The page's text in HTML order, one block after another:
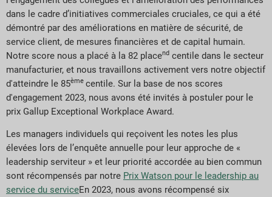
dans le cadre d’initiatives commerciales cruciales, ce qui a été
démontré par des améliorations en matière de sécurité, de
service client, de mesures financières et de capital humain.
Notre score nous a placé à la 82 placend centile dans le secteur
manufacturier, et nous travaillons activement vers notre objectif
d'atteindre le 85ème centile. Sur la base de nos scores
d'engagement 2023, nous avons été invités à postuler pour le
prix Gallup Exceptional Workplace Award.
Les managers individuels qui reçoivent les notes les plus
élevées lors de l’enquête annuelle pour leur approche de «
leadership serviteur » et leur priorité accordée au bien commun
sont récompensés par notre Prix Watson pour le leadership au
service du serviceEn 2023, nous avons récompensé six